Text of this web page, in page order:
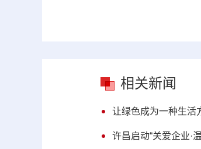
相关新闻
让绿色成为一种生活
许昌启动“关爱企业·